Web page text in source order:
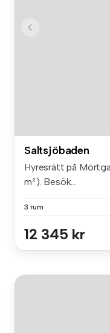
Saltsjöbaden
Hyresrätt på
m²). Besök...
3 rum
12 345 kr